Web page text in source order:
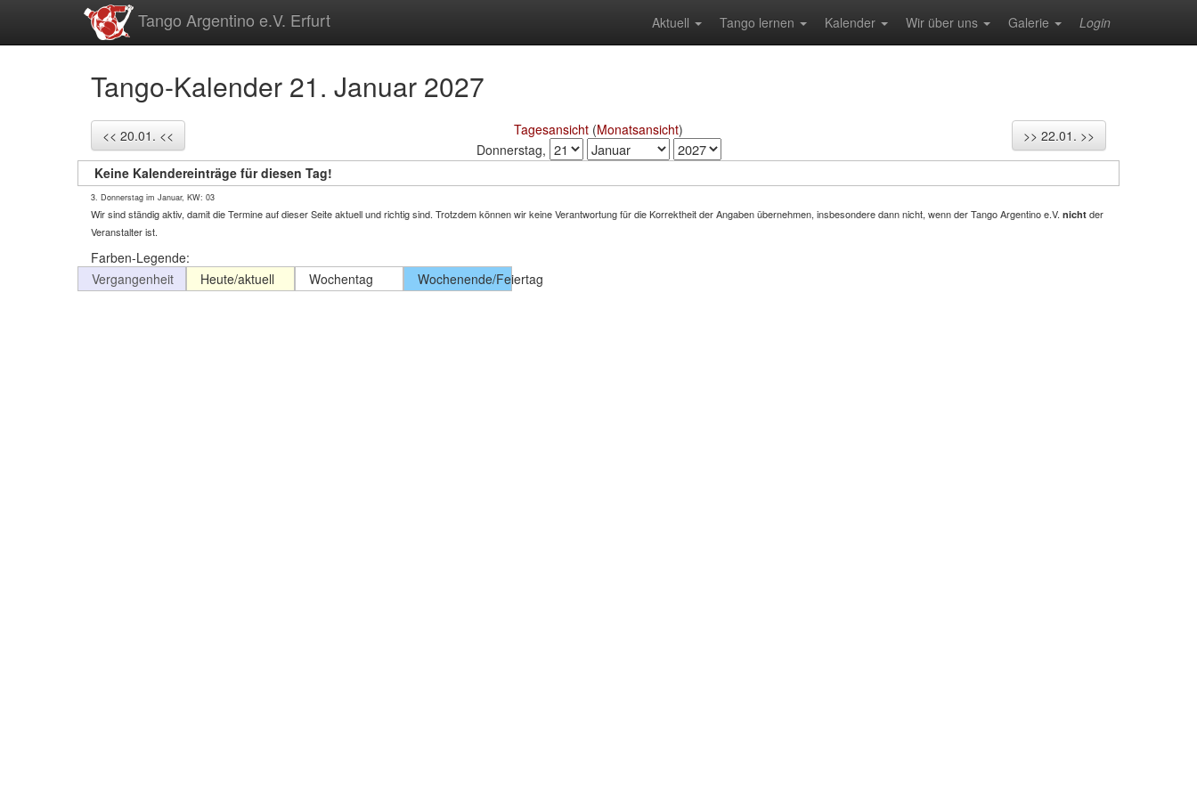
Tango Argentino e.V. Erfurt Aktuell Tango lernen Kalender Wir über uns Galerie Login
Tango-Kalender 21. Januar 2027
<< 20.01. << Tagesansicht (Monatsansicht)
Donnerstag,
>> 22.01. >>
Keine Kalendereinträge für diesen Tag!
3. Donnerstag im Januar, KW: 03
Wir sind ständig aktiv, damit die Termine auf dieser Seite aktuell und richtig sind. Trotzdem können wir keine Verantwortung für die Korrektheit der Angaben übernehmen, insbesondere dann nicht, wenn der Tango Argentino e.V. nicht der
Veranstalter ist.
Farben-Legende:
Vergangenheit
Heute/aktuell Wochentag Wochenende/Feiertag